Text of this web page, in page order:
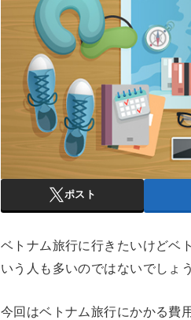
ポスト
ベトナム旅行に行きたいけどベ
いう人も多いのではないでしょう
今回はベトナム旅行にかかる費